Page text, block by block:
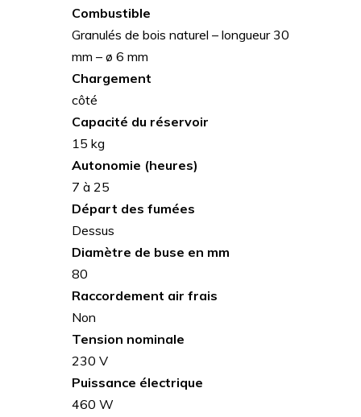
Combustible
Granulés de bois naturel – longueur 30
mm – ø 6 mm
Chargement
côté
Capacité du réservoir
15 kg
Autonomie (heures)
7 à 25
Départ des fumées
Dessus
Diamètre de buse en mm
80
Raccordement air frais
Non
Tension nominale
230 V
Puissance électrique
460 W